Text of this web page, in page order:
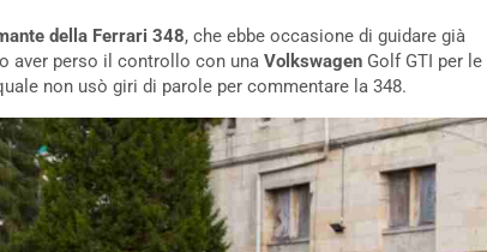
della Ferrari 348, che ebbe occasione di guidare già
aver perso il controllo con una Volkswagen Golf GTI per le
non usò giri di parole per commentare la 348.